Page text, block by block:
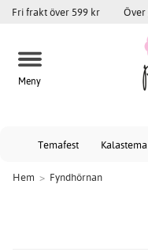
Fri frakt över 599 kr Över
Meny
Temafest Kalastema
Hem > Fyndhörnan